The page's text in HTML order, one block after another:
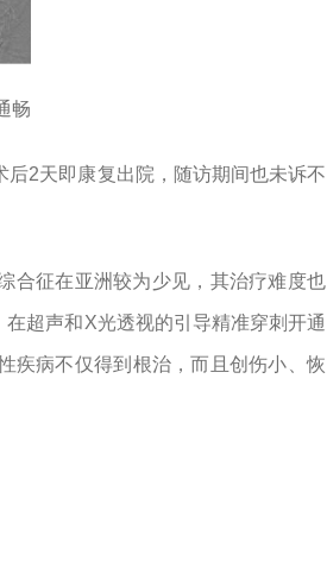
畅
2天即康复出院，随访期间也未诉不
合征在亚洲较为少见，其治疗难度也
超声和X光透视的引导精准穿刺开通
疾病不仅得到根治，而且创伤小、恢